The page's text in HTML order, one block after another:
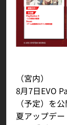
（宮内）
8月7日EVO
（予定）を
夏アップデ